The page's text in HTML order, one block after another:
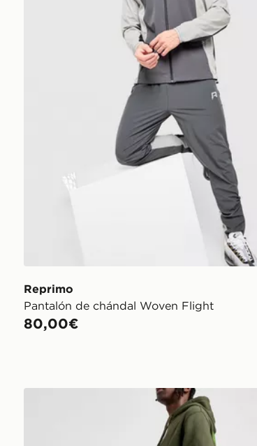
Reprimo
Pantalón de chándal Woven Flight
80,00€